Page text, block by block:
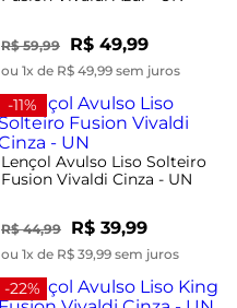
R$ 59,99 R$ 49,99
ou 1x de R$ 49,99 sem juros
-11%
Lençol Avulso Liso Solteiro
Fusion Vivaldi Cinza - UN
R$ 44,99 R$ 39,99
ou 1x de R$ 39,99 sem juros
-22%